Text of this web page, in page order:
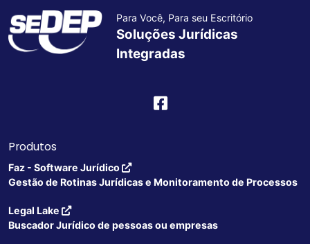
Para Você, Para seu Escritório
Soluções Jurídicas
Integradas
Produtos
Faz - Software Jurídico
Gestão de Rotinas Jurídicas e Monitoramento de Processos
Legal Lake
Buscador Jurídico de pessoas ou empresas